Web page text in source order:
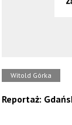
Witold Górka
Reportaż: